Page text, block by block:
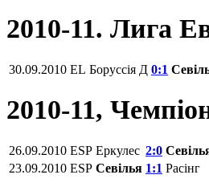
2010-11. Лига
30.09.2010 EL Боруссія Д 0:1
2010-11,
26.09.2010 ESP Еркулес 2:0
23.09.2010 ESP Севілья 1:1 Расінг